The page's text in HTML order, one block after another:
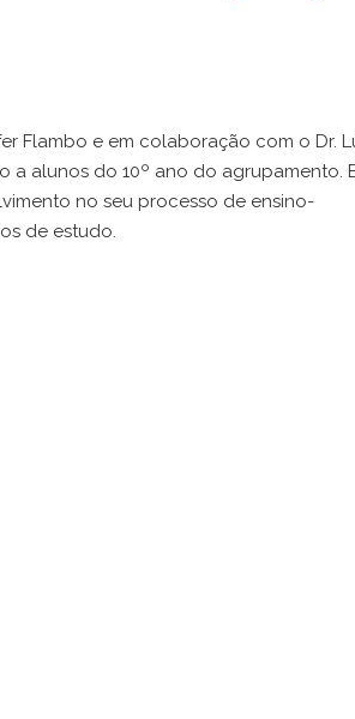
Flambo e em colaboração com o Dr.
a alunos do 10º ano do agrupamento.
no seu processo de ensino-
de estudo.